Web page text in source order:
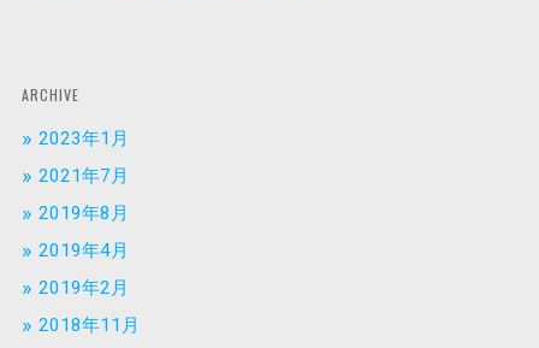
ARCHIVE
2023年1月
2021年7月
2019年8月
2019年4月
2019年2月
2018年11月